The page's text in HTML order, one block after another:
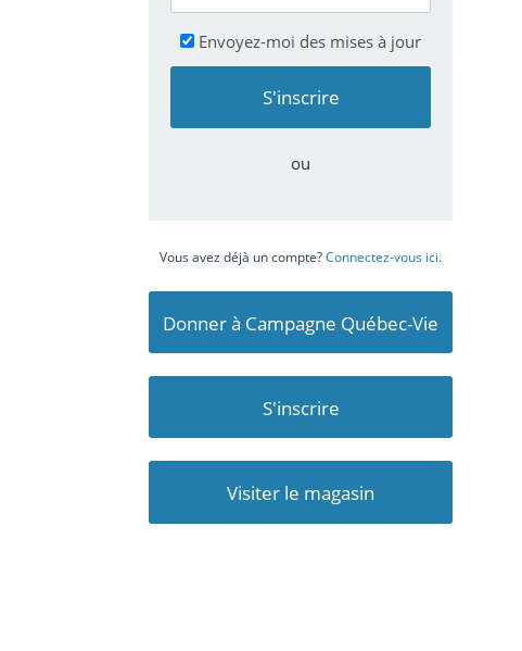
Envoyez-moi des mises à jour
ou
Vous avez déjà un compte?Connectez-vous ici.
Donner à Campagne Québec-Vie
S'inscrire
Visiter le magasin